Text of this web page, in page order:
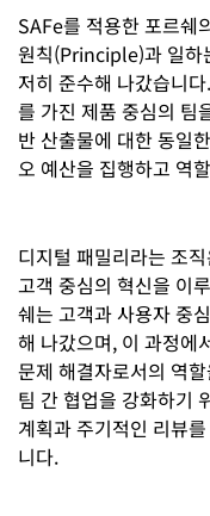
SAFe를 적용한 포르
원칙(Principle)과 일하
저히 준수해 나갔습니
를 가진 제품 중심의 팀
반 산출물에 대한 동일
오 예산을 집행하고 역
디지털 패밀리라는 조
고객 중심의 혁신을 이
쉐는 고객과 사용자 중
해 나갔으며, 이 과정에
문제 해결자로서의 역
팀 간 협업을 강화하
계획과 주기적인 리뷰
니다.